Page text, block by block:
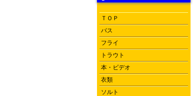
ＴＯＰ
バス
フライ
トラウト
本・ビデオ
衣類
ソルト